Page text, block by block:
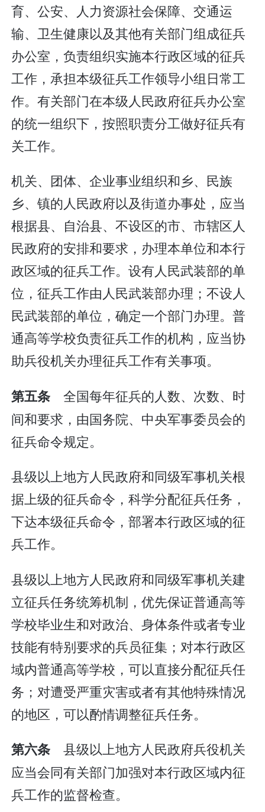
育、公安、人力资源社会保障、交通运
输、卫生健康以及其他有关部门组成征兵
办公室，负责组织实施本行政区域的征兵
工作，承担本级征兵工作领导小组日常工
作。有关部门在本级人民政府征兵办公室
的统一组织下，按照职责分工做好征兵有
关工作。
机关、团体、企业事业组织和乡、民族
乡、镇的人民政府以及街道办事处，应当
根据县、自治县、不设区的市、市辖区人
民政府的安排和要求，办理本单位和本行
政区域的征兵工作。设有人民武装部的单
位，征兵工作由人民武装部办理；不设人
民武装部的单位，确定一个部门办理。普
通高等学校负责征兵工作的机构，应当协
助兵役机关办理征兵工作有关事项。
第五条 全国每年征兵的人数、次数、时
间和要求，由国务院、中央军事委员会的
征兵命令规定。
县级以上地方人民政府和同级军事机关根
据上级的征兵命令，科学分配征兵任务，
下达本级征兵命令，部署本行政区域的征
兵工作。
县级以上地方人民政府和同级军事机关建
立征兵任务统筹机制，优先保证普通高等
学校毕业生和对政治、身体条件或者专业
技能有特别要求的兵员征集；对本行政区
域内普通高等学校，可以直接分配征兵任
务；对遭受严重灾害或者有其他特殊情况
的地区，可以酌情调整征兵任务。
第六条 县级以上地方人民政府兵役机关
应当会同有关部门加强对本行政区域内征
兵工作的监督检查。